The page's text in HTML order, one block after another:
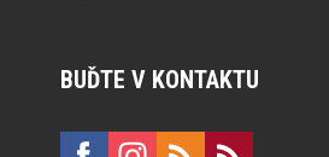
BUĎTE V KONTAKTU